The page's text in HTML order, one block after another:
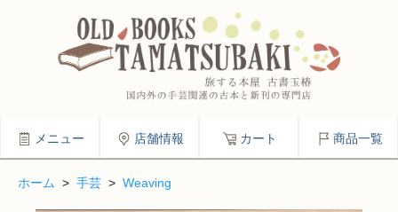
メニュー 店舗情報 カート 商品一覧
ホーム > 手芸 > Weaving